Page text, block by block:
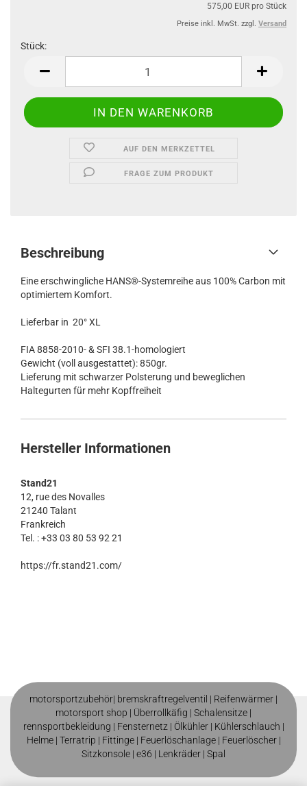
575,00 EUR pro Stück
Preise inkl. MwSt. zzgl. Versand
Stück:
AUF DEN MERKZETTEL
FRAGE ZUM PRODUKT
Beschreibung
Eine erschwingliche HANS®-Systemreihe aus 100% Carbon mit
optimiertem Komfort.
Lieferbar in 20° XL
FIA 8858-2010- & SFI 38.1-homologiert
Gewicht (voll ausgestattet): 850gr.
Lieferung mit schwarzer Polsterung und beweglichen
Haltegurten für mehr Kopffreiheit
Hersteller Informationen
Stand21
12, rue des Novalles
21240 Talant
Frankreich
Tel. : +33 03 80 53 92 21
https://fr.stand21.com/
motorsportzubehör| bremskraftregelventil | Reifenwärmer |
motorsport shop | Überrollkäfig | Schalensitze |
rennsportbekleidung | Fensternetz | Ölkühler| Kühlerschlauch |
Helme | Terratrip | Fittinge| Feuerlöschanlage | Feuerlöscher |
Sitzkonsole | e36 | Lenkräder | Spal